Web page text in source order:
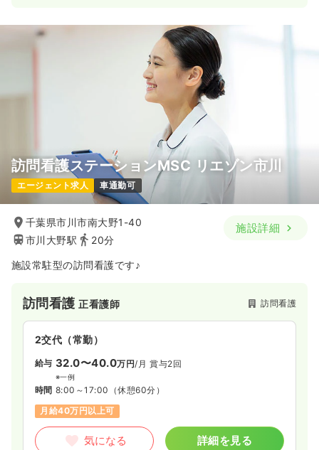
給与
4週8休以上
担当業務未経験可
詳細を見る
病棟正看護師 / 管理職 一般病院
2交代（常勤）
給与 お問い合わせください
時間
8:30～17:00
訪問看護ステーションMSC リエゾン市川
エージェント求人 車通勤可
千葉県市川市南大野1-40
市川大野駅
20分
施設詳細
施設常駐型の訪問看護です♪
訪問看護正看護師 訪問看護
2交代（常勤）
給与 32.0〜40.0万円/月 賞与2回
※一例
時間 8:00～17:00 （休憩60分）
月給40万円以上可
気になる 詳細を見る